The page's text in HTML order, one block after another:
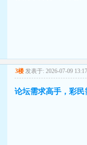
3楼 发表于: 2026-07-09 13:17
论坛需求高手，彩